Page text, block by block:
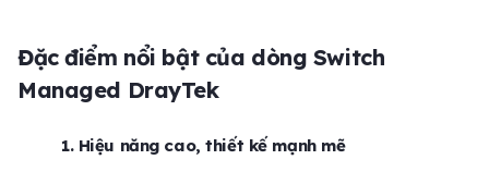
Đặc điểm nổi bật của dòng Switch
Managed DrayTek
1. Hiệu năng cao, thiết kế mạnh mẽ